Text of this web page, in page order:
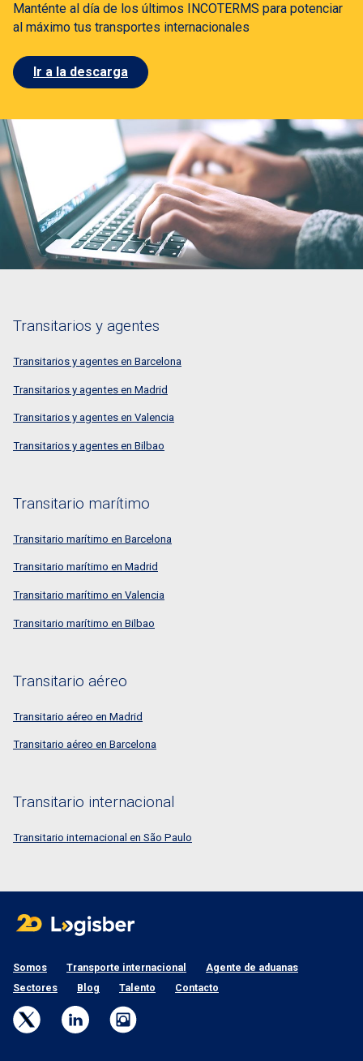
Manténte al día de los últimos INCOTERMS para potenciar
al máximo tus transportes internacionales
Ir a la descarga
Transitarios y agentes
Transitarios y agentes en Barcelona
Transitarios y agentes en Madrid
Transitarios y agentes en Valencia
Transitarios y agentes en Bilbao
Transitario marítimo
Transitario marítimo en Barcelona
Transitario marítimo en Madrid
Transitario marítimo en Valencia
Transitario marítimo en Bilbao
Transitario aéreo
Transitario aéreo en Madrid
Transitario aéreo en Barcelona
Transitario internacional
Transitario internacional en São Paulo
Somos Transporte internacional
Agente de aduanas
Sectores
Blog Talento Contacto